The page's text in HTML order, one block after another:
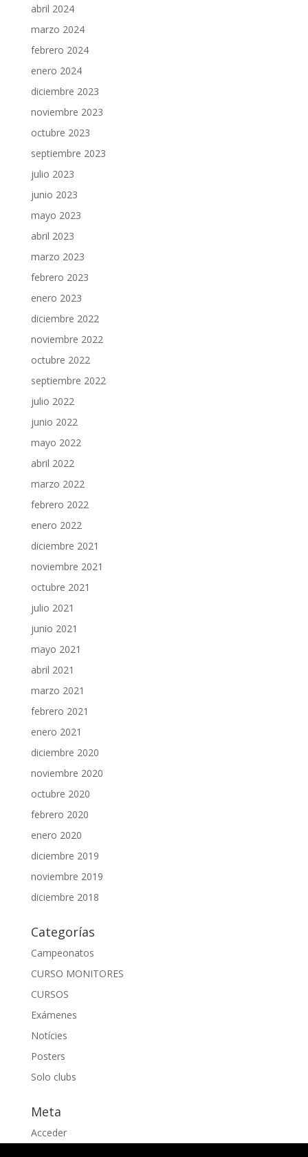
abril 2024
marzo 2024
febrero 2024
enero 2024
diciembre 2023
noviembre 2023
octubre 2023
septiembre 2023
julio 2023
junio 2023
mayo 2023
abril 2023
marzo 2023
febrero 2023
enero 2023
diciembre 2022
noviembre 2022
octubre 2022
septiembre 2022
julio 2022
junio 2022
mayo 2022
abril 2022
marzo 2022
febrero 2022
enero 2022
diciembre 2021
noviembre 2021
octubre 2021
julio 2021
junio 2021
mayo 2021
abril 2021
marzo 2021
febrero 2021
enero 2021
diciembre 2020
noviembre 2020
octubre 2020
febrero 2020
enero 2020
diciembre 2019
noviembre 2019
diciembre 2018
Categorías
Campeonatos
CURSO MONITORES
CURSOS
Exámenes
Notícies
Posters
Solo clubs
Meta
Acceder